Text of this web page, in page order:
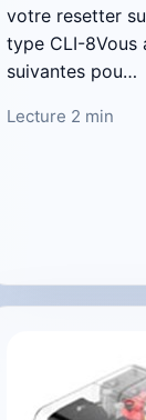
votre resetter
type CLI-8Vous
suivantes pou…
Lecture 2 min